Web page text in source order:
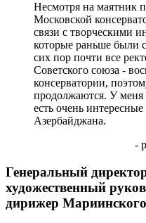
Несмотря на маятник
Московской
связи с творческими
которые раньше были
сих пор почти все
Советского союза -
консерватории,
продолжаются. У меня
есть очень
Азербайджана.
-
Генеральный
художественный
дирижер